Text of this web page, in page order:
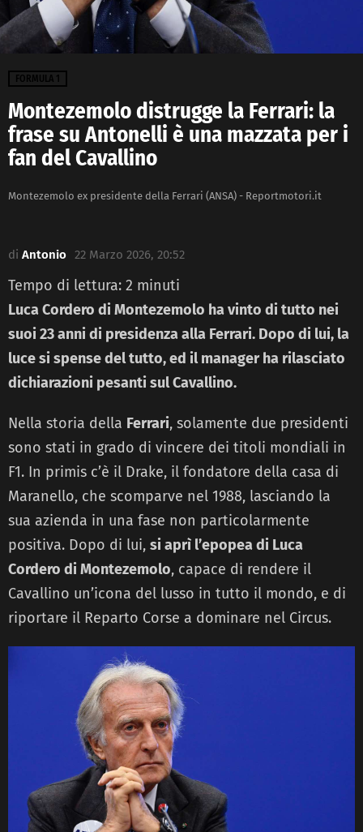
FORMULA 1
Montezemolo distrugge la Ferrari: la
frase su Antonelli è una mazzata per i
fan del Cavallino
Montezemolo ex presidente della Ferrari (ANSA) - Reportmotori.it
di Antonio 22 Marzo 2026, 20:52
Tempo di lettura: 2 minuti
Luca Cordero di Montezemolo ha vinto di tutto nei
suoi 23 anni di presidenza alla Ferrari. Dopo di lui, la
luce si spense del tutto, ed il manager ha rilasciato
dichiarazioni pesanti sul Cavallino.
Nella storia della Ferrari, solamente due presidenti
sono stati in grado di vincere dei titoli mondiali in
F1. In primis c’è il Drake, il fondatore della casa di
Maranello, che scomparve nel 1988, lasciando la
sua azienda in una fase non particolarmente
positiva. Dopo di lui, si aprì l’epopea di Luca
Cordero di Montezemolo, capace di rendere il
Cavallino un’icona del lusso in tutto il mondo, e di
riportare il Reparto Corse a dominare nel Circus.